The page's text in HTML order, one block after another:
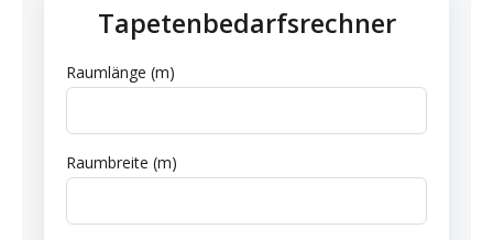
Tapetenbedarfsrechner
Raumlänge (m)
Raumbreite (m)